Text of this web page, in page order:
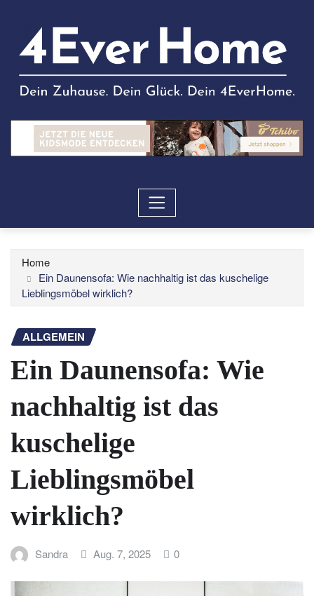
Home
Ein Daunensofa: Wie nachhaltig ist das kuschelige
Lieblingsmöbel wirklich?
ALLGEMEIN
Ein Daunensofa: Wie
nachhaltig ist das
kuschelige
Lieblingsmöbel
wirklich?
Sandra Aug. 7, 2025 0